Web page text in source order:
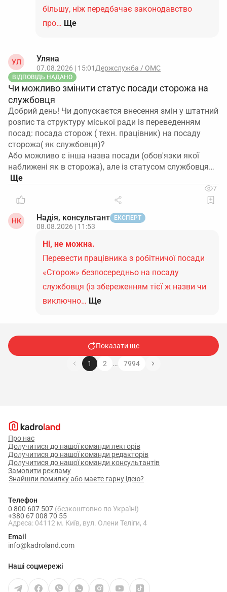
більшу, ніж передбачає законодавство
про… Ще
УЛ Уляна
07.08.2026 | 15:01 Держслужба / ОМС
ВІДПОВІДЬ НАДАНО
Чи можливо змінити статус посади сторожа на
службовця
Добрий день! Чи допускаєтся внесення змін у штатний
розпис та структуру міської ради із переведенням
посад: посада сторож ( техн. працівник) на посаду
сторожа( як службовця)?
Або можливо є інша назва посади (обов'язки якої
наближені як в сторожа), але із статусом службовця…
7
НК Надія, консультант ЕКСПЕРТ
08.08.2026 | 11:53
Ні, не можна.
Перевести працівника з робітничої посади
«Сторож» безпосередньо на посаду
службовця (із збереженням тієї ж назви чи
виключно… Ще
Показати ще
1 2 … 7994
Про нас
Долучитися до нашої команди лекторів
Долучитися до нашої команди редакторів
Долучитися до нашої команди консультантів
Замовити рекламу
Знайшли помилку або маєте гарну ідею?
Телефон
0 800 607 507 (безкоштовно по Україні)
+380 67 008 70 55
Адреса: 04112 м. Київ, вул. Олени Теліги, 4
Email
info@kadroland.com
Наші соцмережі